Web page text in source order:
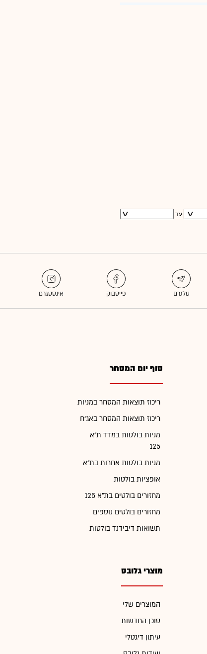
עד
סוף יום המסחר
ריכוז תוצאות המסחר במניות
ריכוז תוצאות המסחר באג"ח
מניות בולטות במדד ת"א
125
מניות בולטות אחרות בת"א
אופציות בולטות
מחזורים בולטים בת"א 125
מחזורים בולטים נוספים
תשואות דיבידנד בולטות
מוצרי גלובס
המוצרים שלי
סוכן החדשות
עיתון דיגטלי